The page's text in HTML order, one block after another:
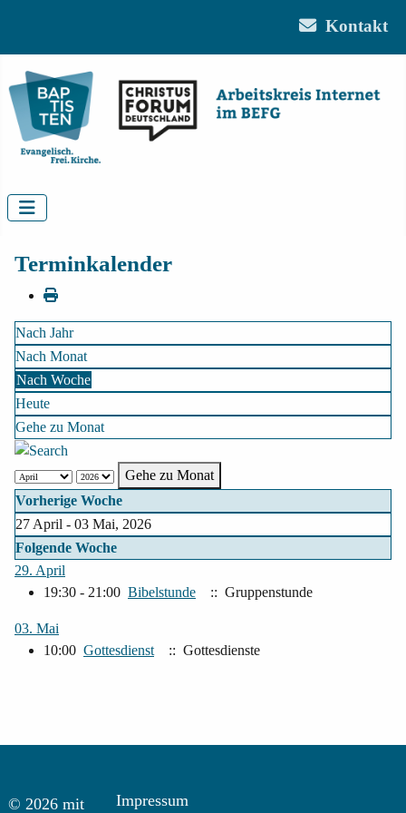
Kontakt
Terminkalender
Nach Jahr
Nach Monat
Nach Woche
Heute
Gehe zu Monat
Gehe zu Monat
Vorherige Woche
27 April - 03 Mai, 2026
Folgende Woche
29. April
19:30 - 21:00 Bibelstunde :: Gruppenstunde
03. Mai
10:00 Gottesdienst :: Gottesdienste
© 2026 mit Impressum